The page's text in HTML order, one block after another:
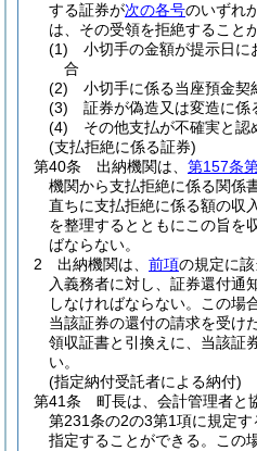
する証券が次の各号のいずれ
は、その受領を拒絶すること
(1)
小切手の金額が提示日
合
(2)
小切手に係る当座預金契
(3)
証券が偽造又は変造に係
(4)
その他支払が不確実と認
(支払拒絶に係る証券)
第40条
出納機関は、 第157条
機関から支払拒絶に係る関係
直ちに支払拒絶に係る額の収
を整理するとともにこの旨を
ばならない。
2
出納機関は、 前項の規定に
入義務者に対し、証券還付通
しなければならない。
この場
当該証券の還付の請求を受け
領収証書と引換えに、当該証
い。
(指定納付受託者による納付)
第41条
町長は、会計管理者と
第231条の2の3第1項に規定
指定することができる。
この